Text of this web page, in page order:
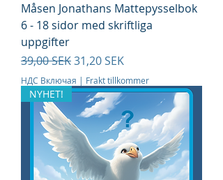
Måsen Jonathans Mattepysselbok
6 - 18 sidor med skriftliga
uppgifter
Обычная цена
39,00 SEKЦена со скидкой
31,20 SEK
НДС Включая | Frakt tillkommer
NYHET!